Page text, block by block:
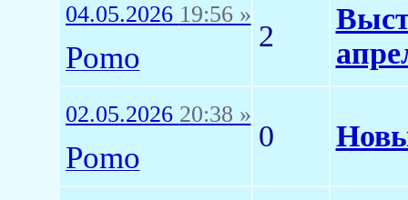
04.05.2026 19:56 »
Pomo
2
02.05.2026 20:38 »
Pomo
0